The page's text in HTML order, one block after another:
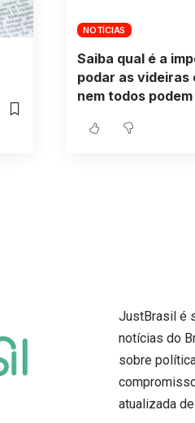
NOTÍCIAS
Saiba qual é a
podar as videiras
nem todos
JustBrasil é
notícias do
sobre
atualizada